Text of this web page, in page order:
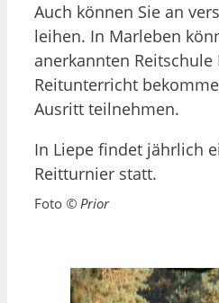
Auch können Sie an
leihen. In Marleben
anerkannten Reitschule
Reitunterricht
Ausritt teilnehmen.
In Liepe findet jährlich
Reitturnier statt.
Foto © Prior